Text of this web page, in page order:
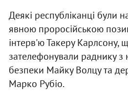
Деякі республіканці були
явною проросійською
інтерв'ю Такеру Карлсону,
зателефонували раднику з
безпеки Майку Волцу та
Марко Рубіо.